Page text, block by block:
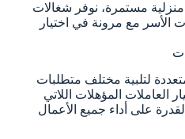
مستمرة، نوفر شغالات
الأسر مع مرونة في اختيار
لتلبية مختلف متطلبات
العاملات المؤهلات اللاتي
على أداء جميع الأعمال